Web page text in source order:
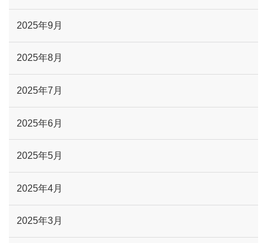
2025年9月
2025年8月
2025年7月
2025年6月
2025年5月
2025年4月
2025年3月